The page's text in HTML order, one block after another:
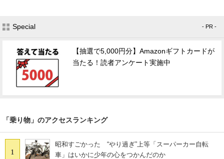
Special - PR -
【抽選で5,000円分】Amazonギフトカードが
当たる！読者アンケート実施中
「乗り物」のアクセスランキング
1
昭和すごかった “やり過ぎ”上等「スーパーカー自転
車」はいかに少年の心をつかんだのか